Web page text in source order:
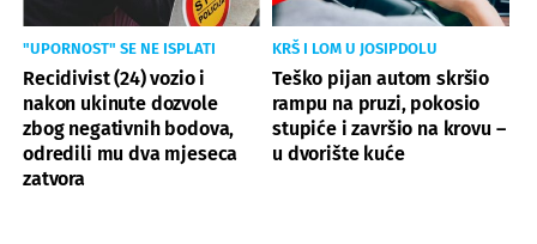
"UPORNOST" SE NE ISPLATI
Recidivist (24) vozio i
nakon ukinute dozvole
zbog negativnih bodova,
odredili mu dva mjeseca
zatvora
KRŠ I LOM U JOSIPDOLU
Teško pijan autom skršio
rampu na pruzi, pokosio
stupiće i završio na krovu –
u dvorište kuće